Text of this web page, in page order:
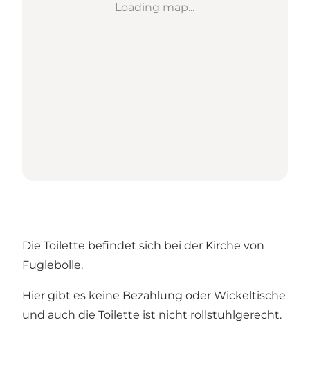
Loading map...
Die Toilette befindet sich bei der Kirche von
Fuglebolle.
Hier gibt es keine Bezahlung oder Wickeltische
und auch die Toilette ist nicht rollstuhlgerecht.